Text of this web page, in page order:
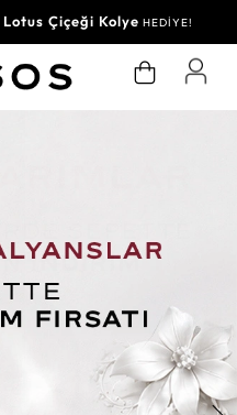
Lotus Çiçeği Kolye HEDİYE!